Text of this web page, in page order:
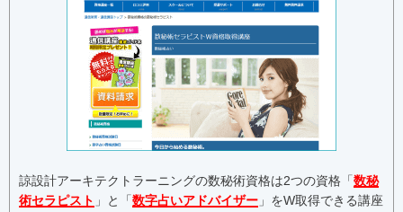
諒設計アーキテクトラーニングの数秘術資格は2つの資格「数秘
術セラピスト 」と「数字占いアドバイザー 」をW取得できる講座